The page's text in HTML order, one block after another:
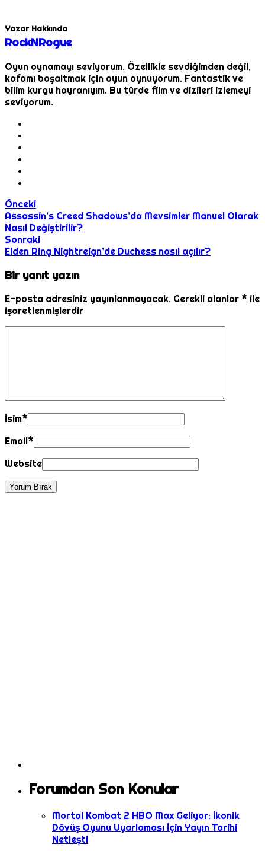
Yazar Hakkında
RockNRogue
Oyun oynamayı seviyorum. Özellikle sevdiğimden değil,
kafamı boşaltmak için oyun oynuyorum. Fantastik ve
bilim kurgu hayranıyım. Bu türde film ve dizileri izlemeyi
seviyorum.
Önceki
Assassin’s Creed Shadows’da Mevsimler Manuel Olarak
Nasıl Değiştirilir?
Sonraki
Elden Ring Nightreign’de Duchess nasıl açılır?
Bir yanıt yazın
E-posta adresiniz yayınlanmayacak. Gerekli alanlar * ile
işaretlenmişlerdir
İsim*
Email*
Website
Forumdan Son Konular
Mortal Kombat 2 HBO Max Geliyor: İkonik
Dövüş Oyunu Uyarlaması İçin Yayın Tarihi
Netleşti